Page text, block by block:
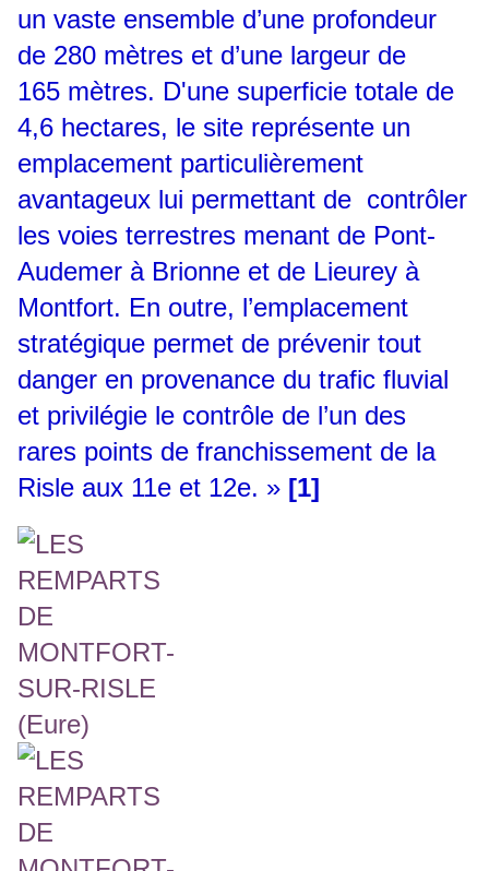
un vaste ensemble d’une profondeur
de 280 mètres et d’une largeur de
165 mètres. D'une superficie totale de
4,6 hectares, le site représente un
emplacement particulièrement
avantageux lui permettant de contrôler
les voies terrestres menant de Pont-
Audemer à Brionne et de Lieurey à
Montfort. En outre, l’emplacement
stratégique permet de prévenir tout
danger en provenance du trafic fluvial
et privilégie le contrôle de l’un des
rares points de franchissement de la
Risle aux 11e et 12e. » [1]